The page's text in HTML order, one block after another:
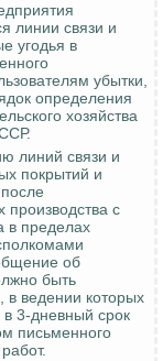
линии связи и
угодья в
убытки,
определения
хозяйства
линий связи и
покрытий и
производства с
в пределах
об
быть
в ведении которых
3-дневный срок
письменного